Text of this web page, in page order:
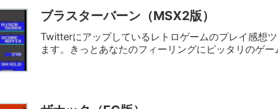
ブラスターバーン（MSX2版）
Twitterにアップしているレトロゲームのプレイ感想
ます。きっとあなたのフィーリングにピッタリのゲ